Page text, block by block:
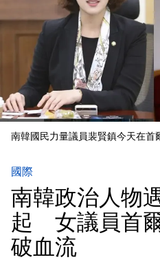
南韓國民力量議員裴賢鎮今天在首
國際
南韓政治人物
起 女議員首
破血流